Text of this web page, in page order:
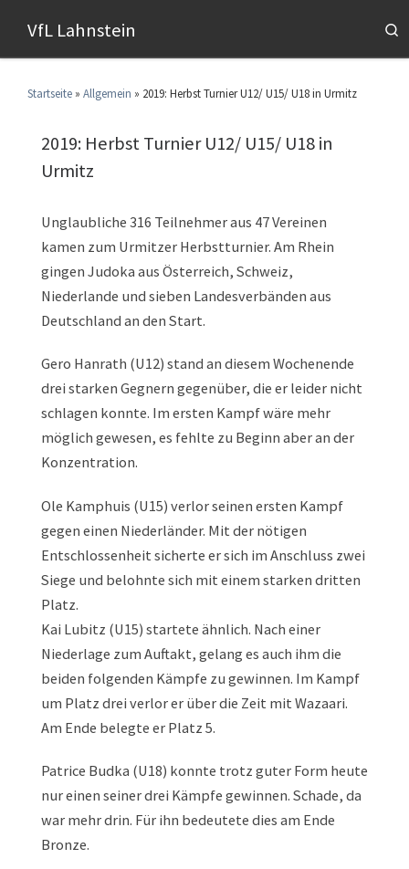
VfL Lahnstein
Startseite » Allgemein » 2019: Herbst Turnier U12/ U15/ U18 in Urmitz
2019: Herbst Turnier U12/ U15/ U18 in
Urmitz
Unglaubliche 316 Teilnehmer aus 47 Vereinen
kamen zum Urmitzer Herbstturnier. Am Rhein
gingen Judoka aus Österreich, Schweiz,
Niederlande und sieben Landesverbänden aus
Deutschland an den Start.
Gero Hanrath (U12) stand an diesem Wochenende
drei starken Gegnern gegenüber, die er leider nicht
schlagen konnte. Im ersten Kampf wäre mehr
möglich gewesen, es fehlte zu Beginn aber an der
Konzentration.
Ole Kamphuis (U15) verlor seinen ersten Kampf
gegen einen Niederländer. Mit der nötigen
Entschlossenheit sicherte er sich im Anschluss zwei
Siege und belohnte sich mit einem starken dritten
Platz.
Kai Lubitz (U15) startete ähnlich. Nach einer
Niederlage zum Auftakt, gelang es auch ihm die
beiden folgenden Kämpfe zu gewinnen. Im Kampf
um Platz drei verlor er über die Zeit mit Wazaari.
Am Ende belegte er Platz 5.
Patrice Budka (U18) konnte trotz guter Form heute
nur einen seiner drei Kämpfe gewinnen. Schade, da
war mehr drin. Für ihn bedeutete dies am Ende
Bronze.